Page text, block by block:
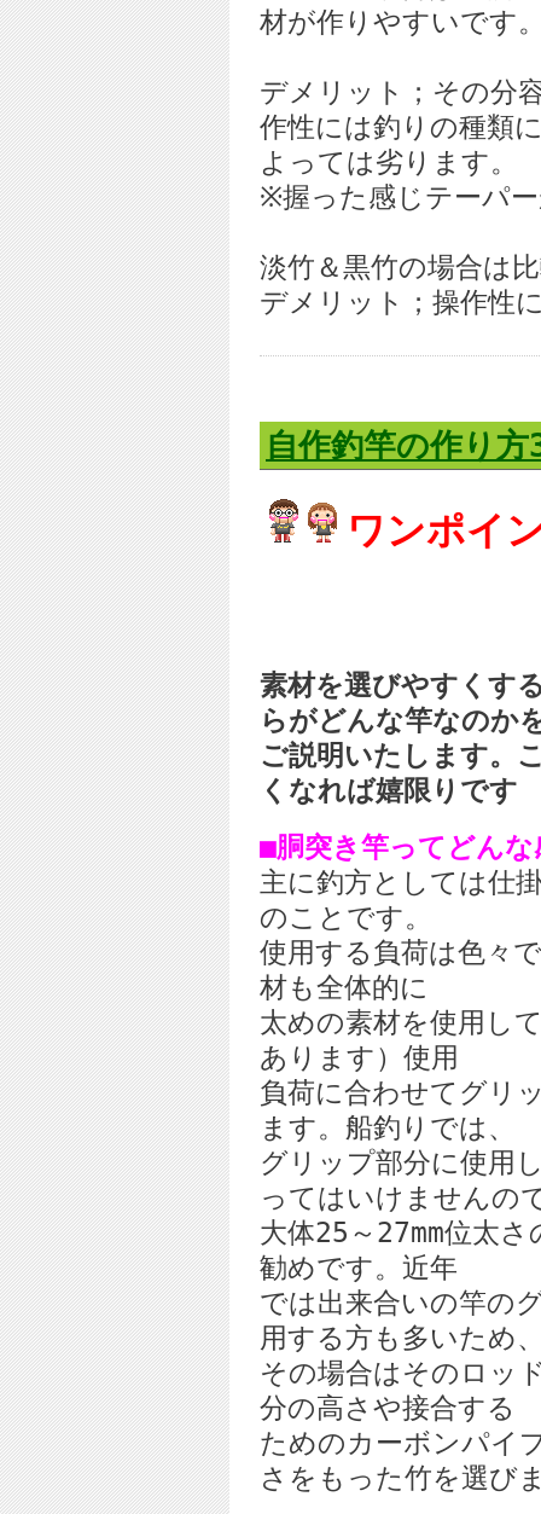
材が作りやすいです
デメリット；その分
作性には釣りの種類
よっては劣ります。
※握った感じテーパ
淡竹＆黒竹の場合は
デメリット；操作性
自作釣竿の作り方
ワンポイ
素材を選びやすくす
らがどんな竿なのか
ご説明いたします。
くなれば嬉限りです
■胴突き竿ってどんな
主に釣方としては仕
のことです。
使用する負荷は色々
材も全体的に
太めの素材を使用し
あります）使用
負荷に合わせてグリ
ます。船釣りでは、
グリップ部分に使用
ってはいけませんの
大体25～27mm位太
勧めです。近年
では出来合いの竿の
用する方も多いため
その場合はそのロッ
分の高さや接合する
ためのカーボンパイ
さをもった竹を選び